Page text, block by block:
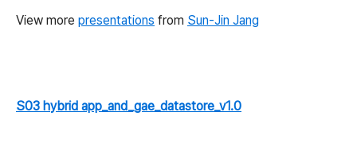
View more presentations from Sun-Jin Jang
S03 hybrid app_and_gae_datastore_v1.0